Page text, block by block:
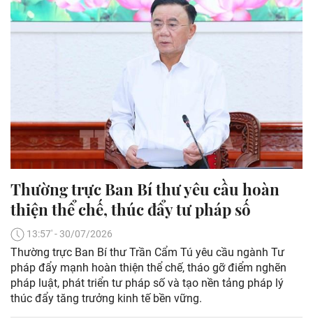
Thường trực Ban Bí thư yêu cầu hoàn
thiện thể chế, thúc đẩy tư pháp số
13:57' - 30/07/2026
Thường trực Ban Bí thư Trần Cẩm Tú yêu cầu ngành Tư
pháp đẩy mạnh hoàn thiện thể chế, tháo gỡ điểm nghẽn
pháp luật, phát triển tư pháp số và tạo nền tảng pháp lý
thúc đẩy tăng trưởng kinh tế bền vững.